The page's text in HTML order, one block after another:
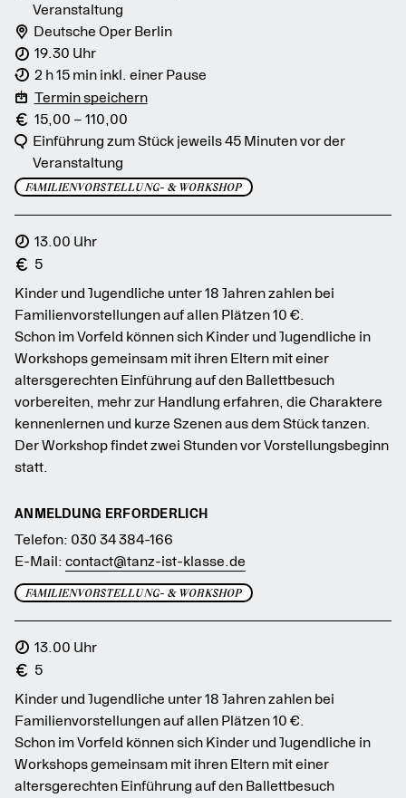
Veranstaltung
Deutsche Oper Berlin
19.30 Uhr
2 h 15 min inkl. einer Pause
Termin speichern
15,00 – 110,00
Einführung zum Stück jeweils 45 Minuten vor der
Veranstaltung
FAMILIENVORSTELLUNG- & WORKSHOP
13.00 Uhr
5
Kinder und Jugendliche unter 18 Jahren zahlen bei
Familienvorstellungen auf allen Plätzen 10 €.
Schon im Vorfeld können sich Kinder und Jugendliche in
Workshops gemeinsam mit ihren Eltern mit einer
altersgerechten Einführung auf den Ballettbesuch
vorbereiten, mehr zur Handlung erfahren, die Charaktere
kennenlernen und kurze Szenen aus dem Stück tanzen.
Der Workshop findet zwei Stunden vor Vorstellungsbeginn
statt.
ANMELDUNG ERFORDERLICH
Telefon: 030 34 384-166
E-Mail: contact@tanz-ist-klasse.de
FAMILIENVORSTELLUNG- & WORKSHOP
13.00 Uhr
5
Kinder und Jugendliche unter 18 Jahren zahlen bei
Familienvorstellungen auf allen Plätzen 10 €.
Schon im Vorfeld können sich Kinder und Jugendliche in
Workshops gemeinsam mit ihren Eltern mit einer
altersgerechten Einführung auf den Ballettbesuch